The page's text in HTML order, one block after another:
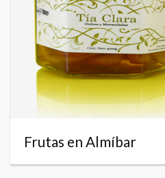
Frutas en Almíbar